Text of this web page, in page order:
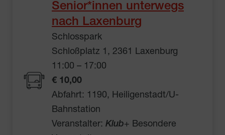
Senior*innen unterwegs
nach Laxenburg
Schlosspark
Schloßplatz 1, 2361 Laxenburg
11:00 – 17:00
€ 10,00
Abfahrt: 1190, Heiligenstadt/U-
Bahnstation
Veranstalter: Klub+ Besondere